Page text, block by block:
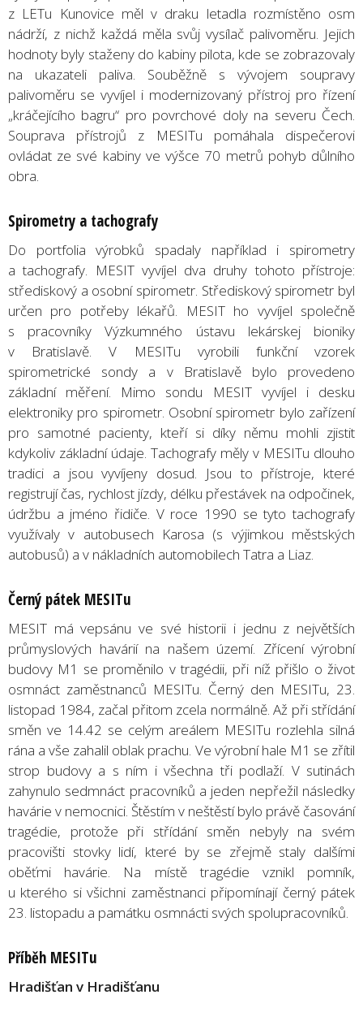
z LETu Kunovice měl v draku letadla rozmístěno osm
nádrží, z nichž každá měla svůj vysílač palivoměru. Jejich
hodnoty byly staženy do kabiny pilota, kde se zobrazovaly
na ukazateli paliva. Souběžně s vývojem soupravy
palivoměru se vyvíjel i modernizovaný přístroj pro řízení
„kráčejícího bagru“ pro povrchové doly na severu Čech.
Souprava přístrojů z MESITu pomáhala dispečerovi
ovládat ze své kabiny ve výšce 70 metrů pohyb důlního
obra.
Spirometry a tachografy
Do portfolia výrobků spadaly například i spirometry
a tachografy. MESIT vyvíjel dva druhy tohoto přístroje:
střediskový a osobní spirometr. Střediskový spirometr byl
určen pro potřeby lékařů. MESIT ho vyvíjel společně
s pracovníky Výzkumného ústavu lekárskej bioniky
v Bratislavě. V MESITu vyrobili funkční vzorek
spirometrické sondy a v Bratislavě bylo provedeno
základní měření. Mimo sondu MESIT vyvíjel i desku
elektroniky pro spirometr. Osobní spirometr bylo zařízení
pro samotné pacienty, kteří si díky němu mohli zjistit
kdykoliv základní údaje. Tachografy měly v MESITu dlouho
tradici a jsou vyvíjeny dosud. Jsou to přístroje, které
registrují čas, rychlost jízdy, délku přestávek na odpočinek,
údržbu a jméno řidiče. V roce 1990 se tyto tachografy
využívaly v autobusech Karosa (s výjimkou městských
autobusů) a v nákladních automobilech Tatra a Liaz.
Černý pátek MESITu
MESIT má vepsánu ve své historii i jednu z největších
průmyslových havárií na našem území. Zřícení výrobní
budovy M1 se proměnilo v tragédii, při níž přišlo o život
osmnáct zaměstnanců MESITu. Černý den MESITu, 23.
listopad 1984, začal přitom zcela normálně. Až při střídání
směn ve 14.42 se celým areálem MESITu rozlehla silná
rána a vše zahalil oblak prachu. Ve výrobní hale M1 se zřítil
strop budovy a s ním i všechna tři podlaží. V sutinách
zahynulo sedmnáct pracovníků a jeden nepřežil následky
havárie v nemocnici. Štěstím v neštěstí bylo právě časování
tragédie, protože při střídání směn nebyly na svém
pracovišti stovky lidí, které by se zřejmě staly dalšími
oběťmi havárie. Na místě tragédie vznikl pomník,
u kterého si všichni zaměstnanci připomínají černý pátek
23. listopadu a památku osmnácti svých spolupracovníků.
Příběh MESITu
Hradišťan v Hradišťanu